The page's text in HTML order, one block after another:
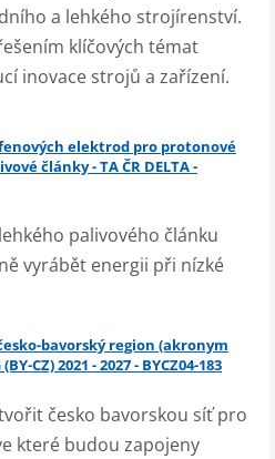
a lehkého strojírenství.
klíčových témat
inovace strojů a zařízení.
elektrod pro protonové
články - TA ČR DELTA -
palivového článku
vyrábět energii při nízké
bavorský region (akronym
CZ) 2021 - 2027 - BYCZ04-183
česko bavorskou síť pro
které budou zapojeny